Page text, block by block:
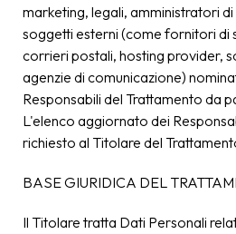
marketing, legali, amministratori
soggetti esterni (come fornitori di
corrieri postali, hosting provider,
agenzie di comunicazione)
Responsabili del Trattamento da
L'elenco aggiornato dei
richiesto al Titolare del
BASE GIURIDICA DEL
Il Titolare tratta Dati Personali